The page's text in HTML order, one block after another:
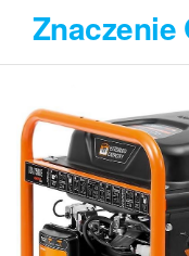
Przejdź
treści
Znaczenie